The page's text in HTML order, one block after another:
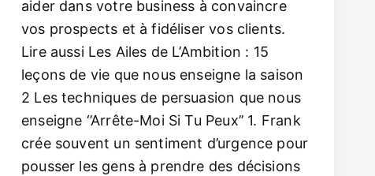
aider dans votre business à convaincre
vos prospects et à fidéliser vos clients.
Lire aussi Les Ailes de L’Ambition : 15
leçons de vie que nous enseigne la saison
2 Les techniques de persuasion que nous
enseigne ‘’Arrête-Moi Si Tu Peux’’ 1. Frank
crée souvent un sentiment d’urgence pour
pousser les gens à prendre des décisions